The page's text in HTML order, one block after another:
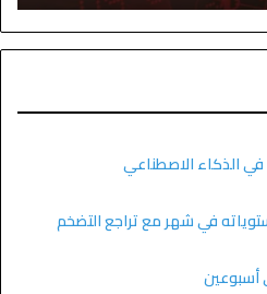
الذكاء الاصطناعي
في شهر مع تراجع التضخم
أسبوعين